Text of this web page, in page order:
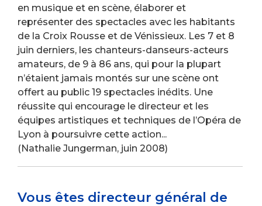
en musique et en scène, élaborer et
représenter des spectacles avec les habitants
de la Croix Rousse et de Vénissieux. Les 7 et 8
juin derniers, les chanteurs-danseurs-acteurs
amateurs, de 9 à 86 ans, qui pour la plupart
n’étaient jamais montés sur une scène ont
offert au public 19 spectacles inédits. Une
réussite qui encourage le directeur et les
équipes artistiques et techniques de l’Opéra de
Lyon à poursuivre cette action...
(Nathalie Jungerman, juin 2008)
Vous êtes directeur général de